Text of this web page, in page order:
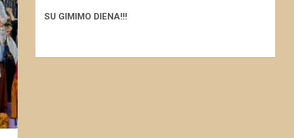
SU GIMIMO DIENA!!!